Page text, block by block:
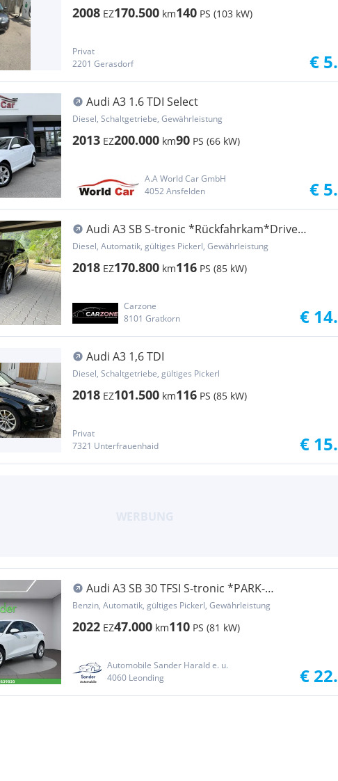
2008 EZ170.500 km140 PS (103 kW)
Privat
2201 Gerasdorf
€
Audi A3 1.6 TDI Select
Diesel, Schaltgetriebe, Gewährleistung
2013 EZ200.000 km90 PS (66 kW)
A.A World Car GmbH
4052 Ansfelden
€
Audi A3 SB S-tronic *Rückfahrkam*Drive
Select*Naviga...
Diesel, Automatik, gültiges Pickerl, Gewährleistung
2018 EZ170.800 km116 PS (85 kW)
Carzone
8101 Gratkorn
€
Audi A3 1,6 TDI
Diesel, Schaltgetriebe, gültiges Pickerl
2018 EZ101.500 km116 PS (85 kW)
Privat
7321 Unterfrauenhaid
€
Audi A3 SB 30 TFSI S-tronic *PARK-
LENK/VIRTUAL/1.BES...
Benzin, Automatik, gültiges Pickerl, Gewährleistung
2022 EZ47.000 km110 PS (81 kW)
Automobile Sander Harald e. u.
4060 Leonding
€